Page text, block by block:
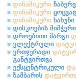
დინამიკური
დინამიკური
დინამიკური ხახუნი
დისკოების მიმჭერი
დროებითი მარგი
ელექტრული
ერთჯერადი
განტვირთვა
ექსცენტრიკული
ზამბარის